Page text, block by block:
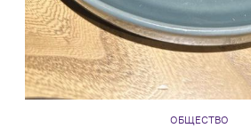
ОБЩЕСТВО